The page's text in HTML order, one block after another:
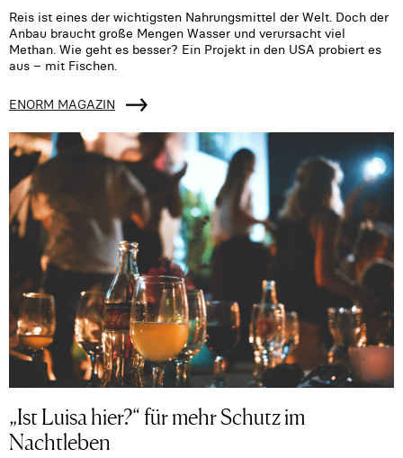
Reis ist eines der wichtigsten Nahrungsmittel der Welt. Doch der
Anbau braucht große Mengen Wasser und verursacht viel
Methan. Wie geht es besser? Ein Projekt in den USA probiert es
aus – mit Fischen.
ENORM MAGAZIN
„Ist Luisa hier?“ für mehr Schutz im
Nachtleben